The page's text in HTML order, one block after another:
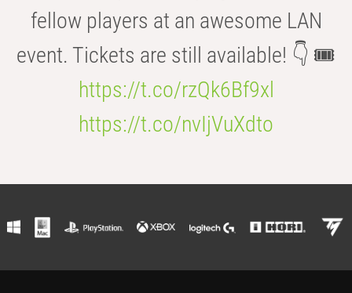
fellow players at an awesome LAN
event. Tickets are still available! 👇 🎟️
https://t.co/rzQk6Bf9xl
https://t.co/nvIjVuXdto